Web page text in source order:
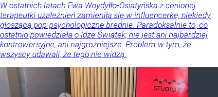
W ostatnich latach Ewa Woydyłło-Osiatyńska z cenionej
terapeutki uzależnień zamieniła się w influencerkę, niekiedy
głoszącą pop-psychologiczne brednie. Paradoksalnie to, co
ostatnio powiedziała o Idze Świątek, nie jest ani najbardziej
kontrowersyjne, ani najgroźniejsze. Problem w tym, że
wszyscy udawali, że tego nie widzą.